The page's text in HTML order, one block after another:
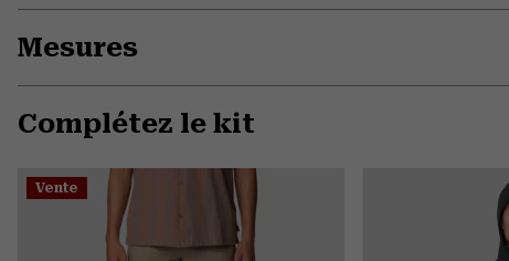
Mesures
Complétez le kit
Vente